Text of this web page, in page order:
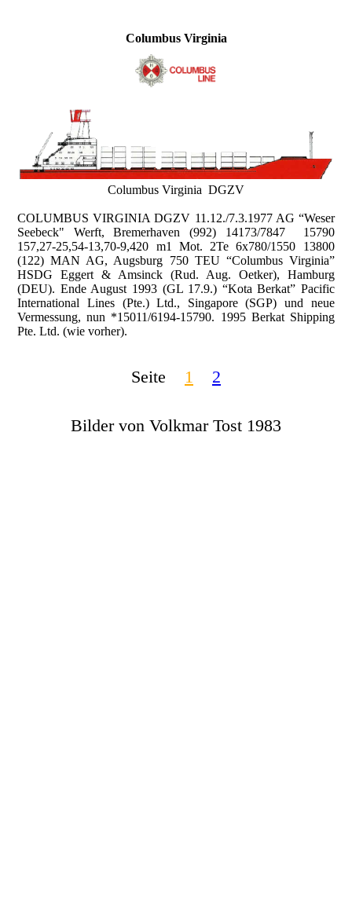
Columbus Virginia
Columbus Virginia DGZV
COLUMBUS VIRGINIA DGZV 11.12./7.3.1977 AG “Weser
Seebeck" Werft, Bremerhaven (992) 14173/7847 15790
157,27-25,54-13,70-9,420 m1 Mot. 2Te 6x780/1550 13800
(122) MAN AG, Augsburg 750 TEU “Columbus Virginia”
HSDG Eggert & Amsinck (Rud. Aug. Oetker), Hamburg
(DEU). Ende August 1993 (GL 17.9.) “Kota Berkat” Pacific
International Lines (Pte.) Ltd., Singapore (SGP) und neue
Vermessung, nun *15011/6194-15790. 1995 Berkat Shipping
Pte. Ltd. (wie vorher).
Seite 1 2
Bilder von Volkmar Tost 1983